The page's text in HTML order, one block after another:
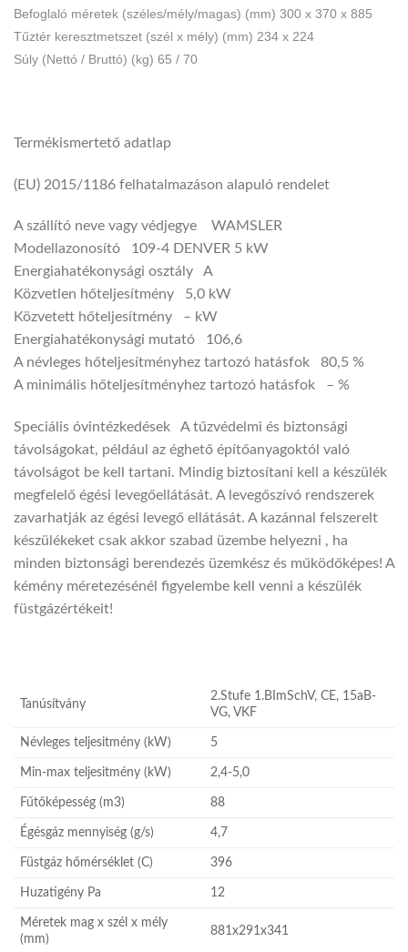
Befoglaló méretek (széles/mély/magas) (mm) 300 x 370 x 885
Tűztér keresztmetszet (szél x mély) (mm) 234 x 224
Súly (Nettó / Bruttó) (kg) 65 / 70
Termékismertető adatlap
(EU) 2015/1186 felhatalmazáson alapuló rendelet
A szállító neve vagy védjegye WAMSLER
Modellazonosító 109-4 DENVER 5 kW
Energiahatékonysági osztály A
Közvetlen hőteljesítmény 5,0 kW
Közvetett hőteljesítmény – kW
Energiahatékonysági mutató 106,6
A névleges hőteljesítményhez tartozó hatásfok 80,5 %
A minimális hőteljesítményhez tartozó hatásfok – %
Speciális óvintézkedések A tűzvédelmi és biztonsági
távolságokat, például az éghető építőanyagoktól való
távolságot be kell tartani. Mindig biztosítani kell a készülék
megfelelő égési levegőellátását. A levegőszívó rendszerek
zavarhatják az égési levegő ellátását. A kazánnal felszerelt
készülékeket csak akkor szabad üzembe helyezni , ha
minden biztonsági berendezés üzemkész és működőképes! A
kémény méretezésénél figyelembe kell venni a készülék
füstgázértékeit!
Tanúsítvány
2.Stufe 1.BImSchV, CE, 15aB-
VG, VKF
Névleges teljesitmény (kW) 5
Min-max teljesitmény (kW) 2,4-5,0
Fűtőképesség (m3) 88
Égésgáz mennyiség (g/s) 4,7
Füstgáz hőmérséklet (C) 396
Huzatigény Pa 12
Méretek mag x szél x mély
(mm)
881x291x341